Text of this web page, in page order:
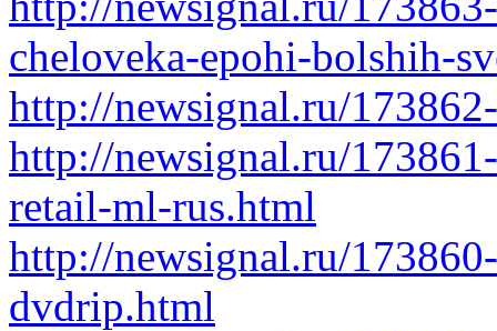
cheloveka-epohi-bolshih-
http://newsignal.ru/
http://newsignal.ru/
retail-ml-rus.html
http://newsignal.ru/
dvdrip.html